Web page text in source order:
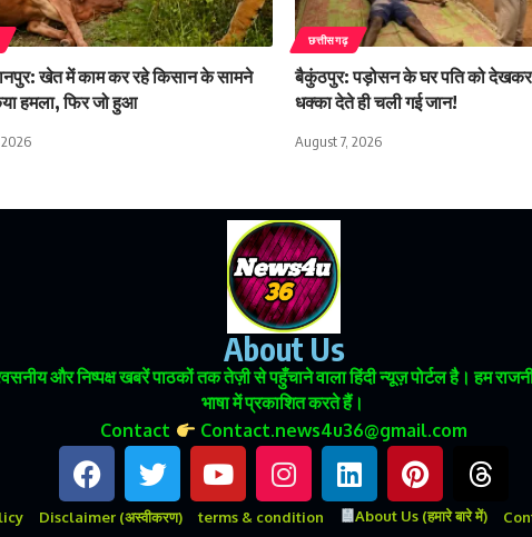
खेत में काम कर रहे किसान के सामने
हमला, फिर जो हुआ
छत्तीसगढ़
बैकुंठपुर: पड़ोसन के घर पति को देखकर
धक्का देते ही चली गई जान!
August 7, 2026
About Us
और निष्पक्ष खबरें पाठकों तक तेज़ी से पहुँचाने वाला हिंदी न्यूज़ पोर्टल है। हम
भाषा में प्रकाशित करते हैं।
Contact
Contact.news4u36@gmail.com
Disclaimer (अस्वीकरण) terms & condition About Us (हमारे बारे में)